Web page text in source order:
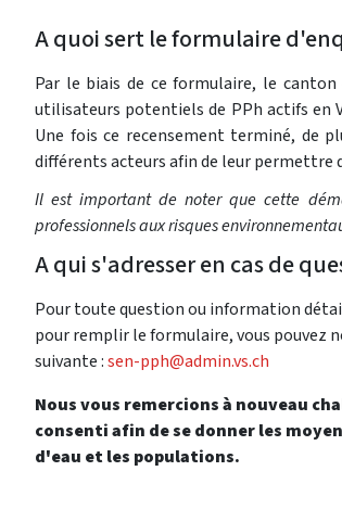
A quoi sert le formulaire
Par le biais de ce formulaire, le
utilisateurs potentiels de PPh actifs en
Une fois ce recensement terminé, de
différents acteurs afin de leur permettre
Il est important de noter que cette
professionnels aux risques
A qui s'adresser en cas de
Pour toute question ou information
pour remplir le formulaire, vous pouvez
suivante :sen-pph@admin.vs.ch
Nous vous remercions à nouveau
consenti afin de se donner les
d'eau et les populations.